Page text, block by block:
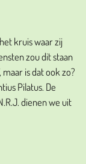
kruis waar zij
zou dit staan
is dat ook zo?
Pilatus. De
dienen we uit